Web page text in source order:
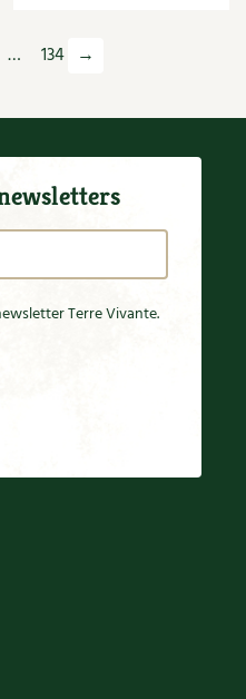
… 134 →
Terre Vivante.